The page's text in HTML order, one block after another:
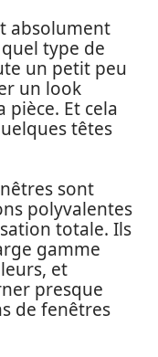
absolument
type de
un petit peu
un look
Et cela
têtes
sont
polyvalentes
totale. Ils
gamme
et
presque
de fenêtres